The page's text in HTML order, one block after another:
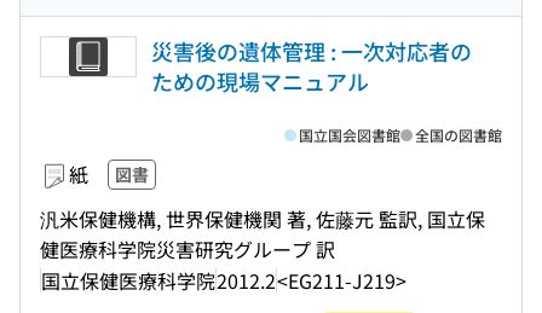
災害後の遺体管理 : 一次対応者の
ための現場マニュアル
紙 図書
汎米保健機構, 世界保健機関 著, 佐藤元 監訳, 国立保
健医療科学院災害研究グループ 訳
国立保健医療科学院2012.2<EG211-J219>
国立国会図書館 全国の図書館